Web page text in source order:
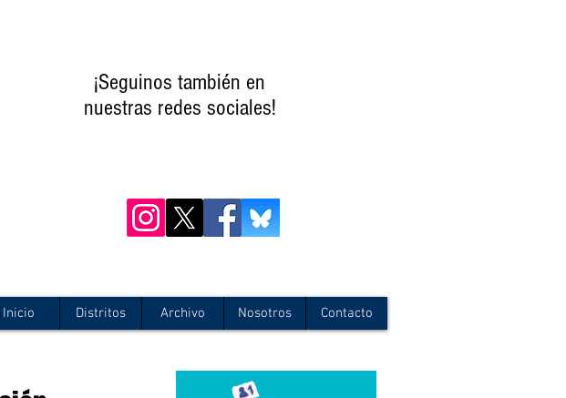
¡Seguinos también en
nuestras redes sociales!
Inicio Distritos Archivo Nosotros Contacto